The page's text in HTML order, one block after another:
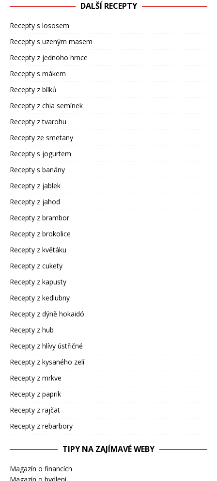
DALŠÍ RECEPTY
Recepty s lososem
Recepty s uzeným masem
Recepty z jednoho hrnce
Recepty s mákem
Recepty z bílků
Recepty z chia semínek
Recepty z tvarohu
Recepty ze smetany
Recepty s jogurtem
Recepty s banány
Recepty z jablek
Recepty z jahod
Recepty z brambor
Recepty z brokolice
Recepty z květáku
Recepty z cukety
Recepty z kapusty
Recepty z kedlubny
Recepty z dýně hokaidó
Recepty z hub
Recepty z hlívy ústřičné
Recepty z kysaného zelí
Recepty z mrkve
Recepty z paprik
Recepty z rajčat
Recepty z rebarbory
TIPY NA ZAJÍMAVÉ WEBY
Magazín o financích